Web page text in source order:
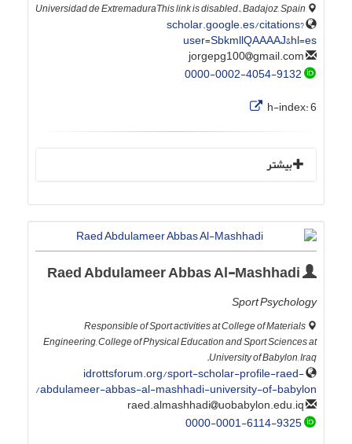
Universidad de ExtremaduraThis link is disabled., Badajoz, Spain
scholar.google.es/citations?
user=SbkmllQAAAAJ&hl=es
gmail.com
0000-0002-4054-9132
h-index:6
بیشتر
Sport Psychology
Responsible of Sport activities at College of Materials
Engineering, College of Physical Education and Sport Sciences at
University of Babylon, Iraq.
idrottsforum.org/sport-scholar-profile-raed-
abdulameer-abbas-al-mashhadi-university-of-babylon/
uobabylon.edu.iq
0000-0001-6114-9325